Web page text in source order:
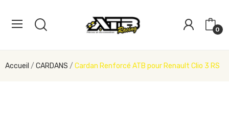
0
Accueil CARDANS Cardan Renforcé ATB pour Renault Clio 3 RS